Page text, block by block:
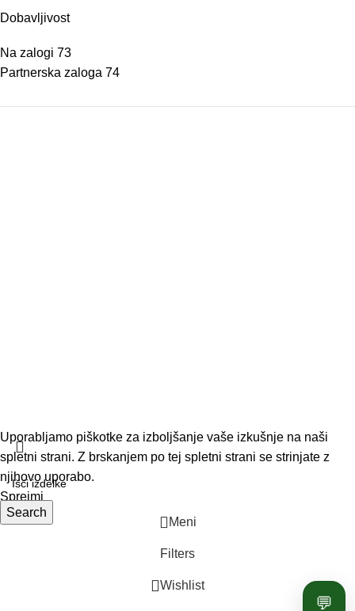
Dobavljivost
Na zalogi 73
Partnerska zaloga 74
Search
Uporabljamo piškotke za izboljšanje vaše izkušnje na naši
spletni strani. Z brskanjem po tej spletni strani se strinjate z
njihovo uporabo.
Sprejmi
💬
Meni
Filters
Wishlist